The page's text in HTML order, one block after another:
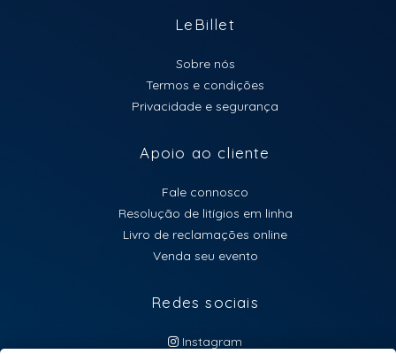
LeBillet
Sobre nós
Termos e condições
Privacidade e segurança
Apoio ao cliente
Fale connosco
Resolução de litígios em linha
Livro de reclamações online
Venda seu evento
Redes sociais
Instagram